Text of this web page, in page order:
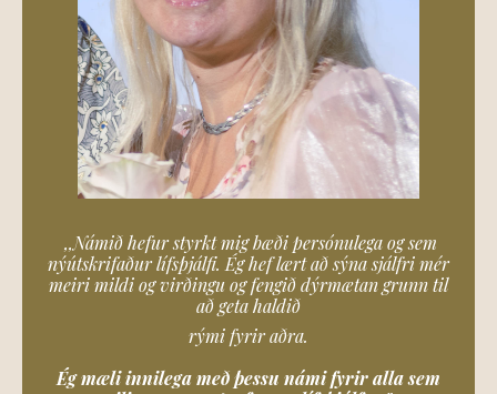
,,Námið hefur styrkt mig bæði persónulega og sem
nýútskrifaður lífsþjálfi. Ég hef lært að sýna sjálfri mér
meiri mildi og virðingu og fengið dýrmætan grunn til
að geta haldið
rými fyrir aðra.
Ég mæli innilega með þessu námi fyrir alla sem